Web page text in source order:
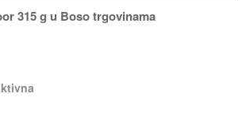
315 g u Boso trgovinama